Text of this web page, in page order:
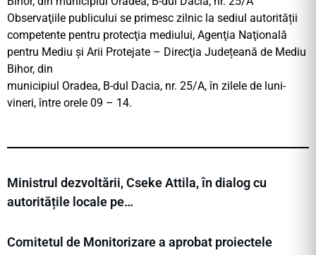
Observaţiile publicului se primesc zilnic la sediul autorității
competente pentru protecţia mediului, Agenţia Naţională
pentru Mediu şi Arii Protejate – Direcţia Județeană de Mediu
Bihor, din
municipiul Oradea, B-dul Dacia, nr. 25/A, în zilele de luni-
vineri, între orele 09 – 14.
Ministrul dezvoltării, Cseke Attila, în dialog cu
autoritățile locale pe…
Comitetul de Monitorizare a aprobat proiectele